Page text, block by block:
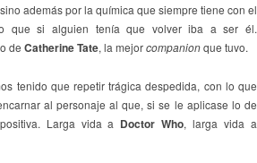
además por la química que siempre tiene con el
que si alguien tenía que volver iba a ser él.
de Catherine Tate, la mejorcompanionque tuvo.
tenido que repetir trágica despedida, con lo que
al personaje al que, si se le aplicase lo de
Larga vida a Doctor Who, larga vida a